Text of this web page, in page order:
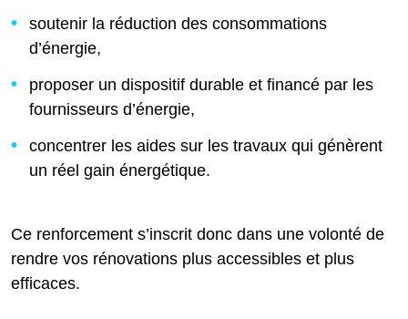
soutenir la réduction des consommations
d’énergie,
proposer un dispositif durable et financé par les
fournisseurs d’énergie,
concentrer les aides sur les travaux qui génèrent
un réel gain énergétique.
Ce renforcement s’inscrit donc dans une volonté de
rendre vos rénovations plus accessibles et plus
efficaces.